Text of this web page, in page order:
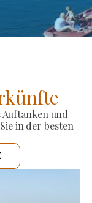
und
in der besten